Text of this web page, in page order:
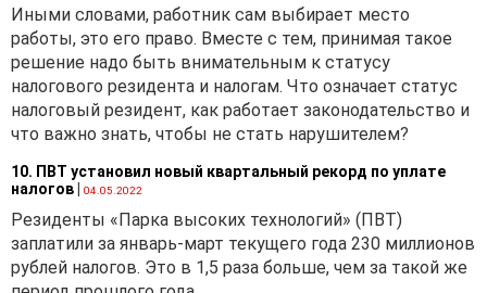
следующего за кварталом,
в котором имели место
обстоятельства, указанные
в п. 4–8 и ч. 2 п. 9 ст. 232 НК
соответственно (п. 2
ст. 233НК).
Уплата налога на
производится
плательщиками-
организациями по их
Иными словами, работник сам выбирает место
работы, это его право. Вместе с тем, принимая такое
решение надо быть внимательным к статусу
налогового резидента и налогам. Что означает статус
налоговый резидент, как работает законодательство и
что важно знать, чтобы не стать нарушителем?
10. ПВТ установил новый квартальный рекорд по уплате
налогов
04.05.2022
Резиденты «Парка высоких технологий» (ПВТ)
заплатили за январь-март текущего года 230 миллионов
рублей налогов. Это в 1,5 раза больше, чем за такой же